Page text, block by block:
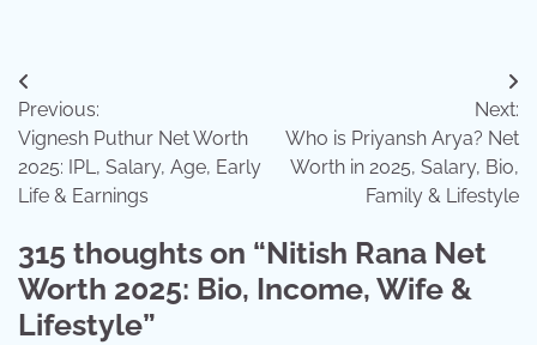
Post
navigation
Previous:
Vignesh Puthur Net Worth
2025: IPL, Salary, Age, Early
Life & Earnings
Next:
Who is Priyansh Arya? Net
Worth in 2025, Salary, Bio,
Family & Lifestyle
315 thoughts on “Nitish Rana Net
Worth 2025: Bio, Income, Wife &
Lifestyle”